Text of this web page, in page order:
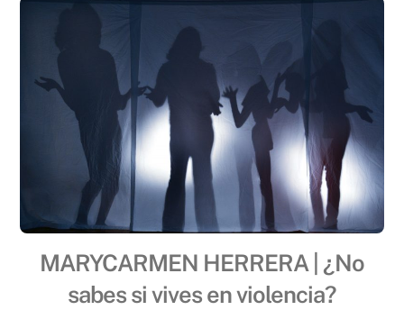
MARYCARMEN HERRERA | ¿No
sabes si vives en violencia?